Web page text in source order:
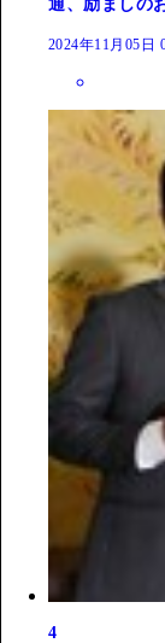
通、励ましの
2024年11月05日
4